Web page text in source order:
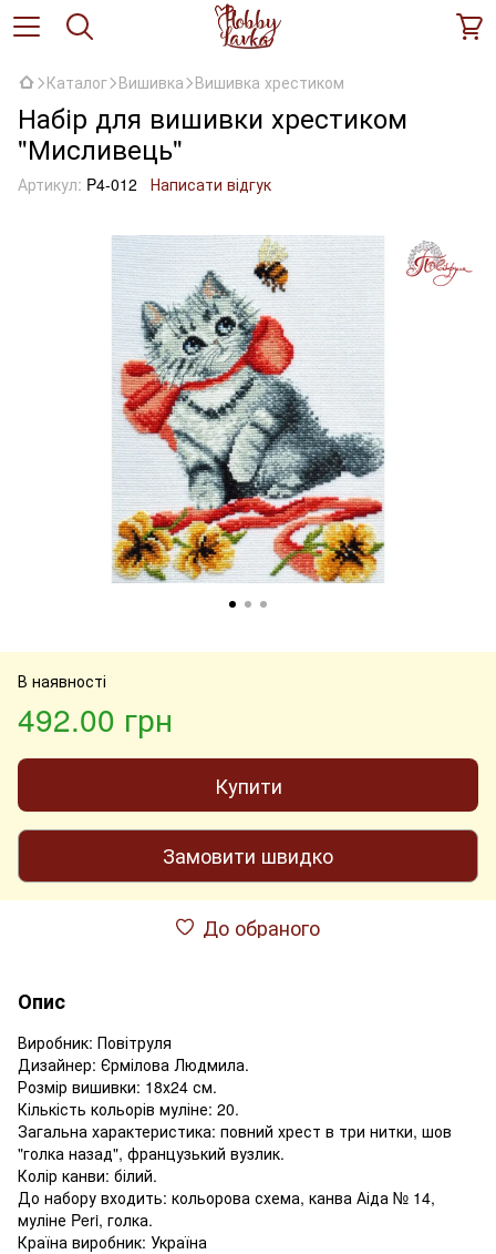
Каталог Вишивка Вишивка хрестиком
Набір для вишивки хрестиком
"Мисливець"
Артикул: P4-012 Написати відгук
В наявності
492.00 грн
Купити
Замовити швидко
До обраного
Опис
Виробник: Повітруля
Дизайнер: Єрмілова Людмила.
Розмір вишивки: 18х24 см.
Кількість кольорів муліне: 20.
Загальна характеристика: повний хрест в три нитки, шов
"голка назад", французький вузлик.
Колір канви: білий.
До набору входить: кольорова схема, канва Аіда № 14,
муліне Peri, голка.
Країна виробник: Україна